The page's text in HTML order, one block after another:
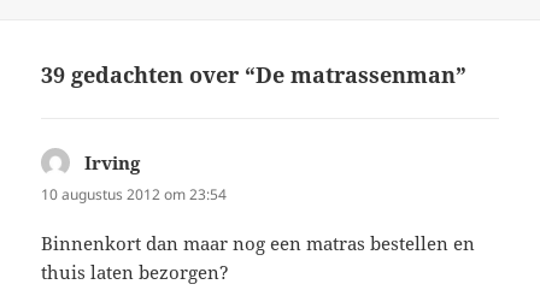
39 gedachten over “De matrassenman”
Irvingschreef:
10 augustus 2012 om 23:54
Binnenkort dan maar nog een matras bestellen en
thuis laten bezorgen?